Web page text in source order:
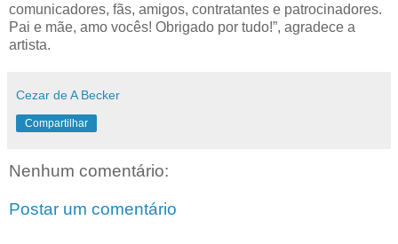
comunicadores, fãs, amigos, contratantes e patrocinadores.
Pai e mãe, amo vocês! Obrigado por tudo!”, agradece a
artista.
Cezar de A Becker
Compartilhar
Nenhum comentário:
Postar um comentário